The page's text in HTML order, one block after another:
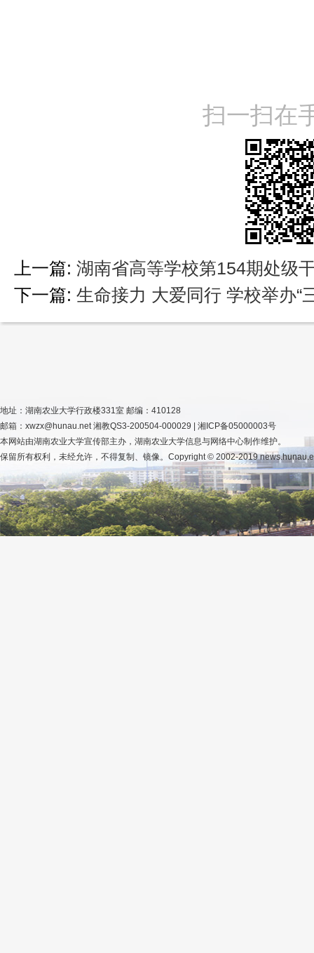
扫一扫在
上一篇: 湖南省高等学校第154期处级
下一篇: 生命接力 大爱同行 学校举办“
地址：湖南农业大学行政楼331室 邮编：410128
邮箱：xwzx@hunau.net 湘教QS3-200504-000029 | 湘ICP备05000003号
本网站由湖南农业大学宣传部主办，湖南农业大学信息与网络中心制作维护。
保留所有权利，未经允许，不得复制、镜像。Copyright © 2002-2019